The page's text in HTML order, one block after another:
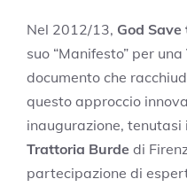
Nel 2012/13, God
suo “Manifesto” per una
documento che
questo approccio
inaugurazione,
Trattoria Burde di
partecipazione di